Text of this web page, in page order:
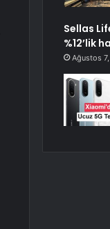
Sellas
%12’lik
Ağustos